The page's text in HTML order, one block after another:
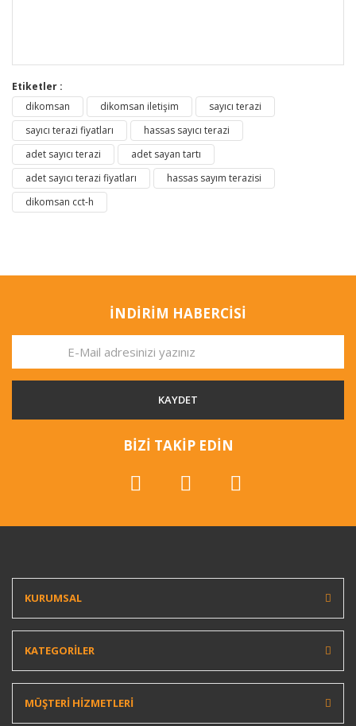
Etiketler :
dikomsan
dikomsan iletişim
sayıcı terazi
sayıcı terazi fiyatları
hassas sayıcı terazi
adet sayıcı terazi
adet sayan tartı
adet sayıcı terazi fiyatları
hassas sayım terazisi
dikomsan cct-h
İNDİRİM HABERCİSİ
KAYDET
BİZİ TAKİP EDİN
KURUMSAL
KATEGORİLER
MÜŞTERİ HİZMETLERİ